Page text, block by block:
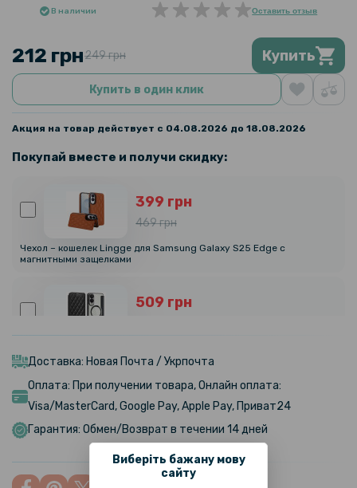
Виберіть бажану мову
сайту
В наличии Оставить отзыв
212 грн249 грн Купить
Купить в один клик
Акция на товар действует с 04.08.2026 до 18.08.2026
Покупай вместе и получи скидку:
399 грн
469 грн
Чехол – кошелек Lingge для Samsung Galaxy S25 Edge с
магнитными защелками
509 грн
кольцом и защитой на камеру
382 грн
449 грн
поддержкой беспроводной зарядки и выдвижной подставкой
Доставка: Новая Почта / Укрпочта
Оплата: При получении товара, Онлайн оплата:
Visa/MasterCard, Google Pay, Apple Pay, Приват24
Гарантия: Обмен/Возврат в течении 14 дней